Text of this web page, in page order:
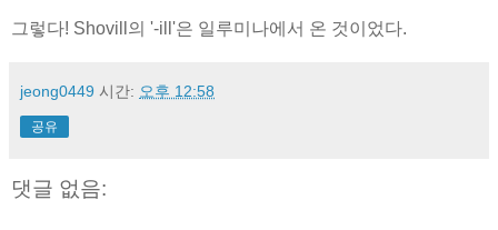
그렇다! Shovill의 '-ill'은 일루미나에서 온 것이었다.
jeong0449 시간: 오후 12:58
공유
댓글 없음: